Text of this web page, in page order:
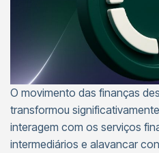
O movimento das finanças
transformou
interagem com os serviços
intermediários e alavancar